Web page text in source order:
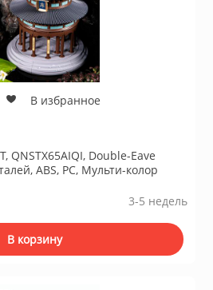
В избранное
QNSTX65AIQI, Double-Eave
ABS, PC, Мульти-колор
3-5 недель
В корзину